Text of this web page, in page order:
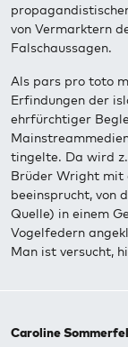
von Vermarktern
Falschaussagen.
Als pars pro toto
Erfindungen der
ehrfürchtiger
tingelte. Da wird
Brüder Wright mit
beeinsprucht, von
Quelle) in einem
Vogelfedern
Man ist versucht,
Caroline